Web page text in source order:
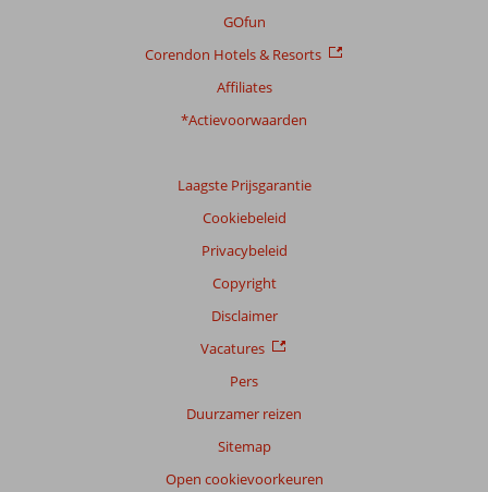
GOfun
Corendon Hotels & Resorts
Affiliates
*Actievoorwaarden
Laagste Prijsgarantie
Cookiebeleid
Privacybeleid
Copyright
Disclaimer
Vacatures
Pers
Duurzamer reizen
Sitemap
Open cookievoorkeuren